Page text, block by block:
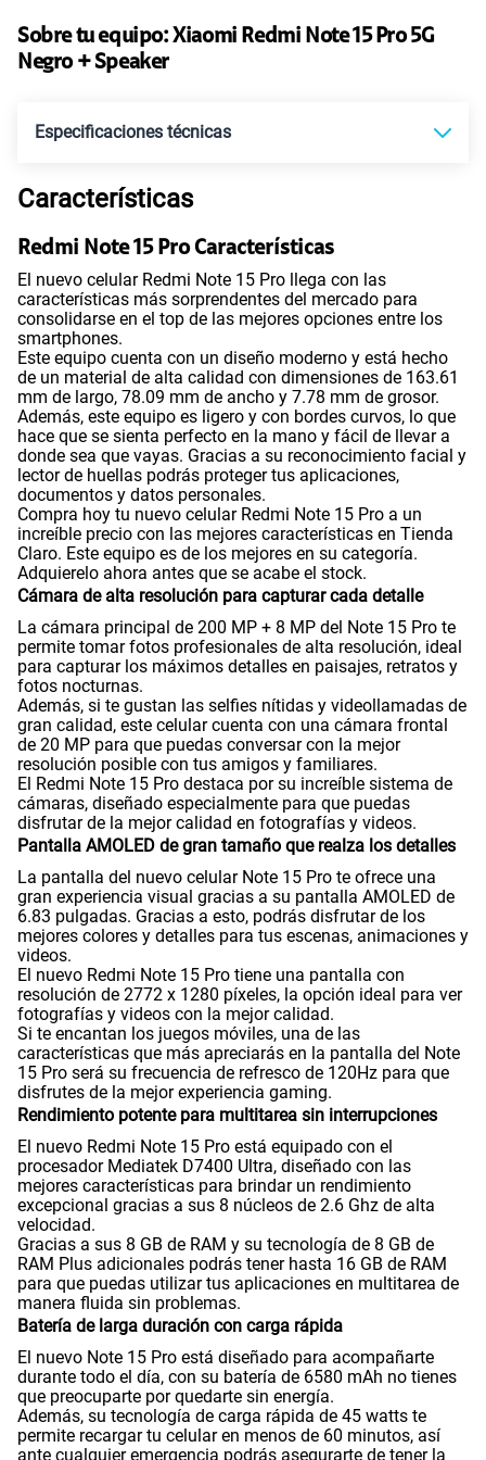
Paga solo S/69.90
Paga solo
Paga solo
185GBen alta velocidad
S/ 189.90
Paga solo
200GBen alta velocidad
S/289.90
Ver menos planes
Sobre tu equipo:Xiaomi Redmi Note 15 Pro 5G
Negro + Speaker
Especificaciones técnicas
Tecnología de Pantalla
Sistema operativo Android 15
Procesador MTK D7400 Ultra
Tamaño de Pantalla 6.83"
WiFI Si
Peso 210 gr
Bluetooth Si
Cámara de fotos Principal 200Mpx+8 Mpx
Cámara de fotos Frontal 20Mpx
Radio FM
Capacidad Memoria Externa
Capacidad Memoria Interna 512 GB
Capacidad Memoria RAM 8+8
GPS Si
Reconocimiento Facial Si
Características
Redmi Note 15 Pro Características
El nuevo celular Redmi Note 15 Pro llega con las
características más sorprendentes del mercado para
consolidarse en el top de las mejores opciones entre los
smartphones.
Este equipo cuenta con un diseño moderno y está hecho
de un material de alta calidad con dimensiones de 163.61
mm de largo, 78.09 mm de ancho y 7.78 mm de grosor.
Además, este equipo es ligero y con bordes curvos, lo que
hace que se sienta perfecto en la mano y fácil de llevar a
donde sea que vayas. Gracias a su reconocimiento facial y
lector de huellas podrás proteger tus aplicaciones,
documentos y datos personales.
Compra hoy tu nuevo celular Redmi Note 15 Pro a un
increíble precio con las mejores características en Tienda
Claro. Este equipo es de los mejores en su categoría.
Adquierelo ahora antes que se acabe el stock.
Cámara de alta resolución para capturar cada detalle
La cámara principal de 200 MP + 8 MP del Note 15 Pro te
permite tomar fotos profesionales de alta resolución, ideal
para capturar los máximos detalles en paisajes, retratos y
fotos nocturnas.
Además, si te gustan las selfies nítidas y videollamadas de
gran calidad, este celular cuenta con una cámara frontal
de 20 MP para que puedas conversar con la mejor
resolución posible con tus amigos y familiares.
El Redmi Note 15 Pro destaca por su increíble sistema de
cámaras, diseñado especialmente para que puedas
disfrutar de la mejor calidad en fotografías y videos.
Pantalla AMOLED de gran tamaño que realza los detalles
La pantalla del nuevo celular Note 15 Pro te ofrece una
gran experiencia visual gracias a su pantalla AMOLED de
6.83 pulgadas. Gracias a esto, podrás disfrutar de los
mejores colores y detalles para tus escenas, animaciones y
videos.
El nuevo Redmi Note 15 Pro tiene una pantalla con
resolución de 2772 x 1280 píxeles, la opción ideal para ver
fotografías y videos con la mejor calidad.
Si te encantan los juegos móviles, una de las
características que más apreciarás en la pantalla del Note
15 Pro será su frecuencia de refresco de 120Hz para que
disfrutes de la mejor experiencia gaming.
Rendimiento potente para multitarea sin interrupciones
El nuevo Redmi Note 15 Pro está equipado con el
procesador Mediatek D7400 Ultra, diseñado con las
mejores características para brindar un rendimiento
excepcional gracias a sus 8 núcleos de 2.6 Ghz de alta
velocidad.
Gracias a sus 8 GB de RAM y su tecnología de 8 GB de
RAM Plus adicionales podrás tener hasta 16 GB de RAM
para que puedas utilizar tus aplicaciones en multitarea de
manera fluida sin problemas.
Batería de larga duración con carga rápida
El nuevo Note 15 Pro está diseñado para acompañarte
durante todo el día, con su batería de 6580 mAh no tienes
que preocuparte por quedarte sin energía.
Además, su tecnología de carga rápida de 45 watts te
permite recargar tu celular en menos de 60 minutos, así
ante cualquier emergencia podrás asegurarte de tener la